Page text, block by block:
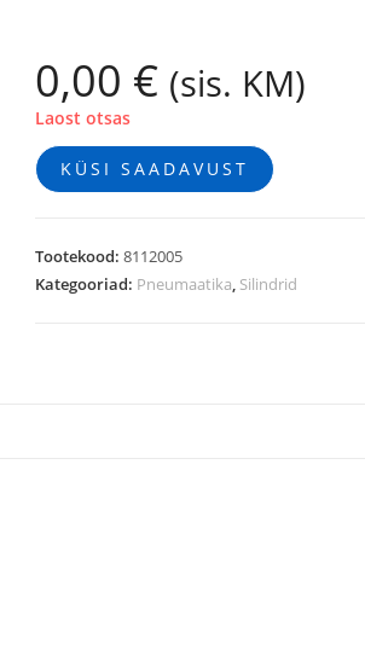
0,00 € (sis. KM)
Laost otsas
KÜSI SAADAVUST
Tootekood:8112005
Kategooriad: Pneumaatika, Silindrid